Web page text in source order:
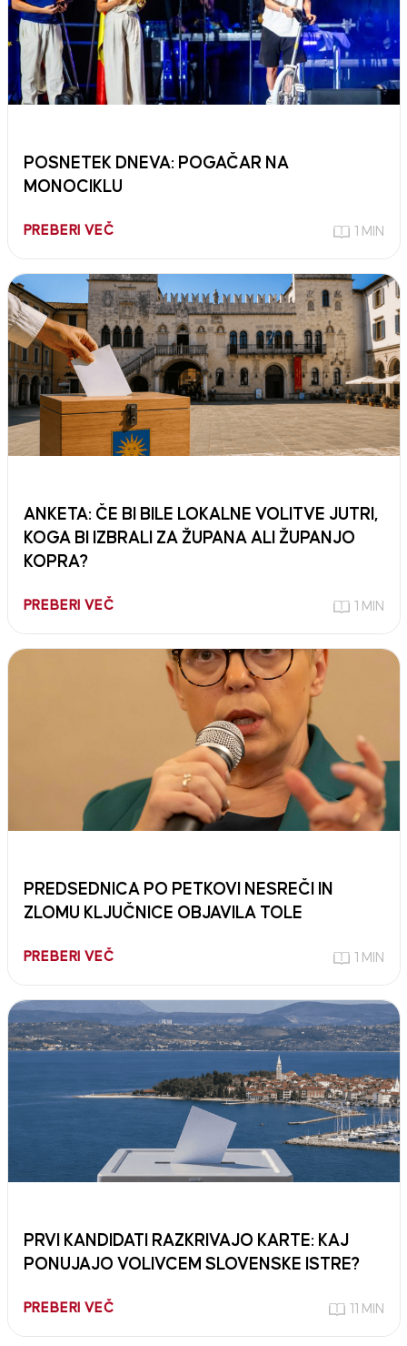
POSNETEK DNEVA: POGAČAR NA
MONOCIKLU
PREBERI VEČ 1 MIN
ANKETA: ČE BI BILE LOKALNE VOLITVE JUTRI,
KOGA BI IZBRALI ZA ŽUPANA ALI ŽUPANJO
KOPRA?
PREBERI VEČ 1 MIN
PREDSEDNICA PO PETKOVI NESREČI IN
ZLOMU KLJUČNICE OBJAVILA TOLE
PREBERI VEČ 1 MIN
PRVI KANDIDATI RAZKRIVAJO KARTE: KAJ
PONUJAJO VOLIVCEM SLOVENSKE ISTRE?
PREBERI VEČ 11 MIN